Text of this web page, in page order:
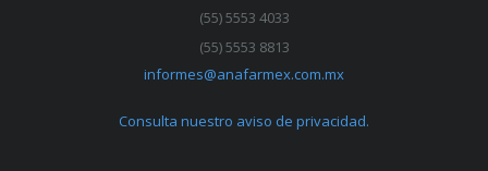
(55) 5553 4033
(55) 5553 8813
informes@anafarmex.com.mx
Consulta nuestro aviso de privacidad.